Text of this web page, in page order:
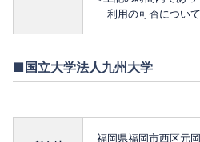
利用の可否につい
■国立大学法人九州大学
福岡県福岡市西区元